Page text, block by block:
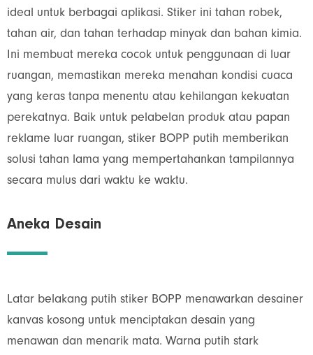
ideal untuk berbagai aplikasi. Stiker ini tahan robek,
tahan air, dan tahan terhadap minyak dan bahan kimia.
Ini membuat mereka cocok untuk penggunaan di luar
ruangan, memastikan mereka menahan kondisi cuaca
yang keras tanpa menentu atau kehilangan kekuatan
perekatnya. Baik untuk pelabelan produk atau papan
reklame luar ruangan, stiker BOPP putih memberikan
solusi tahan lama yang mempertahankan tampilannya
secara mulus dari waktu ke waktu.
Aneka Desain
Latar belakang putih stiker BOPP menawarkan desainer
kanvas kosong untuk menciptakan desain yang
menawan dan menarik mata. Warna putih stark